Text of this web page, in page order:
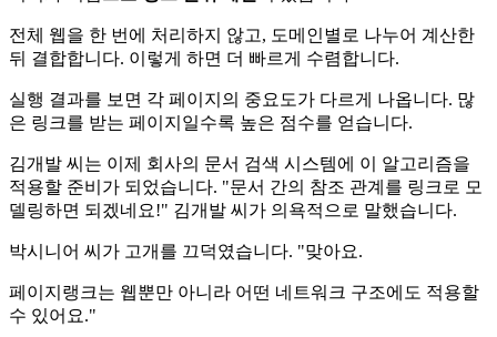
전체 웹을 한 번에 처리하지 않고, 도메인별로 나누어 계산한
뒤 결합합니다. 이렇게 하면 더 빠르게 수렴합니다.
실행 결과를 보면 각 페이지의 중요도가 다르게 나옵니다. 많
은 링크를 받는 페이지일수록 높은 점수를 얻습니다.
김개발 씨는 이제 회사의 문서 검색 시스템에 이 알고리즘을
적용할 준비가 되었습니다. "문서 간의 참조 관계를 링크로 모
델링하면 되겠네요!" 김개발 씨가 의욕적으로 말했습니다.
박시니어 씨가 고개를 끄덕였습니다. "맞아요.
페이지랭크는 웹뿐만 아니라 어떤 네트워크 구조에도 적용할
수 있어요."